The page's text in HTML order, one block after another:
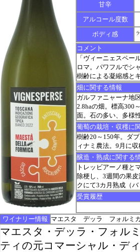
甘辛
アルコール度数
ボディ感
コメント
「ヴィーニェスペ
ロマ。パワフルでシ
樹齢による凝縮感と
畑に関する情報
ガルファニャーナ地
2.8haの畑。標高300
面。石の多い、多様
葡萄の栽培・収穫に
樹齢20～150年。ダ
ィナミ農法。9月に
醸造・熟成に関する
トレッビアーノ種と
除梗し、3週間の果
クにて3カ月熟成（
受賞履歴
ワイナリー情報 マエスタ デッラ フォルミ
マエスタ・デッラ・フォル
ティの元コマーシャル・デ